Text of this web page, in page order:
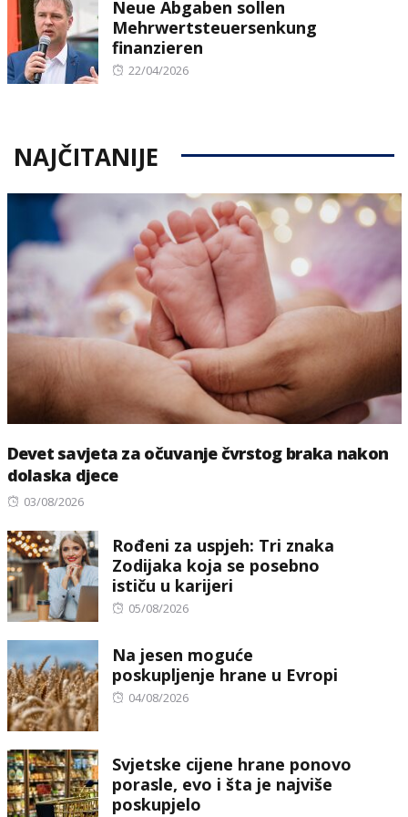
Neue Abgaben sollen
Mehrwertsteuersenkung
finanzieren
Posted
22/04/2026
NAJČITANIJE
Devet savjeta za očuvanje čvrstog braka nakon
dolaska djece
Posted
03/08/2026
Rođeni za uspjeh: Tri znaka
Zodijaka koja se posebno
ističu u karijeri
Posted
05/08/2026
Na jesen moguće
poskupljenje hrane u Evropi
Posted
04/08/2026
Svjetske cijene hrane ponovo
porasle, evo i šta je najviše
poskupjelo